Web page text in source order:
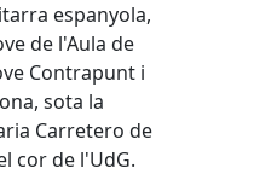
espanyola,
de l'Aula de
Contrapunt i
sota la
Carretero de
cor de l'UdG.